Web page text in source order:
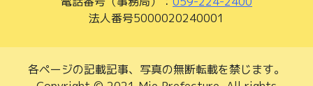
法人番号5000020240001
各ページの記載記事、写真の無断転載を禁じます。